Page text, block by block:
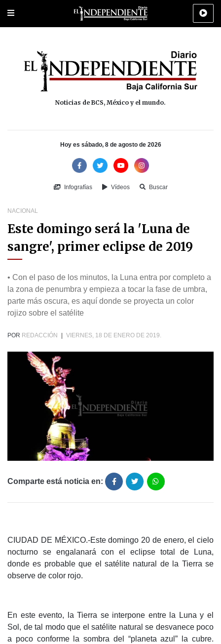
Portada Los Cabos Policiaca Deportes Cultura
Noticias de BCS, México y el mundo.
Hoy es sábado, 8 de agosto de 2026
Infografías Vídeos Buscar
NACIONAL
Este domingo será la 'Luna de
sangre', primer eclipse de 2019
• Con el paso de los minutos, la Luna entra por completo a
la zona de penumbra y empieza a tocar la fase de umbra,
parte más oscura, es aquí donde se proyecta un color
rojizo sobre el satélite
POR REDACCIÓN VIERNES, 18 DE ENERO DE 2019.
Comparte está noticia en:
CIUDAD DE MÉXICO.-Este domingo 20 de enero, el cielo
nocturno se engalanará con el eclipse total de Luna,
donde es probable que el satélite natural de la Tierra se
observe de color rojo.
En este evento, la Tierra se interpone entre la Luna y el
Sol, de tal modo que el satélite natural se desvanece poco
a poco conforme la sombra del “planeta azul” la cubre.